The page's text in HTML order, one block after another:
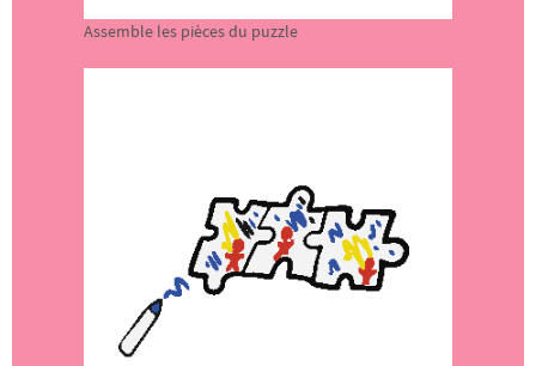
Assemble les pièces du puzzle